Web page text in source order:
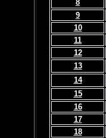
8
9
10
11
12
13
14
15
16
17
18